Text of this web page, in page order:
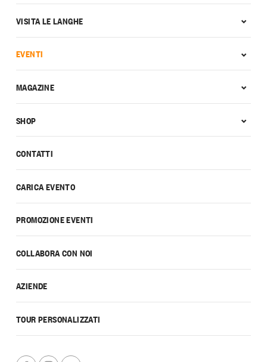
CONTATTI
CARICA EVENTO
PROMOZIONE EVENTI
COLLABORA CON NOI
AZIENDE
TOUR PERSONALIZZATI
VISITA LE LANGHE
EVENTI
MAGAZINE
SHOP